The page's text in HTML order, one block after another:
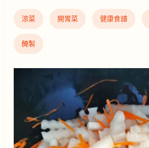
涼菜 開胃菜 健康食譜
醃製